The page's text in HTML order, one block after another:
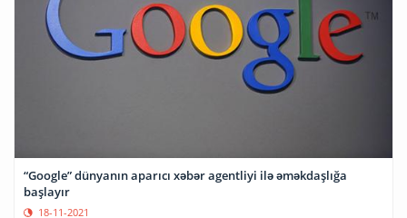
“Google” dünyanın aparıcı xəbər agentliyi ilə əməkdaşlığa
başlayır
18-11-2021